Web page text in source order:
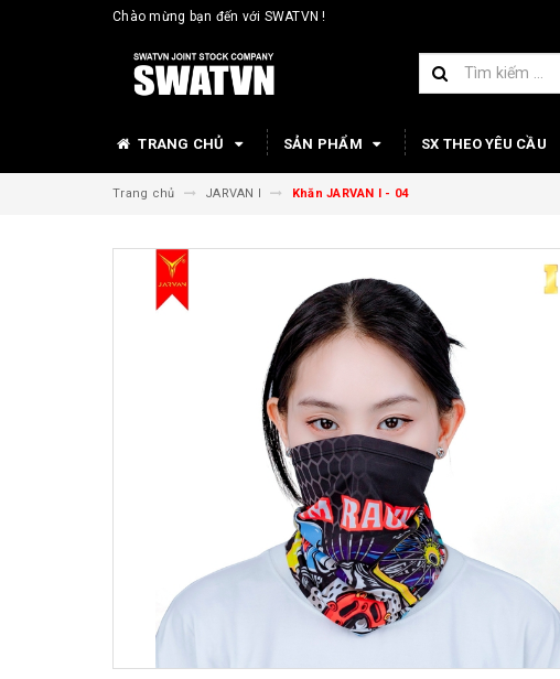
Chào mừng bạn đến với SWATVN !
TRANG CHỦ SẢN PHẨM SX THEO YÊU CẦU
Trang chủ JARVAN I Khăn JARVAN I - 04